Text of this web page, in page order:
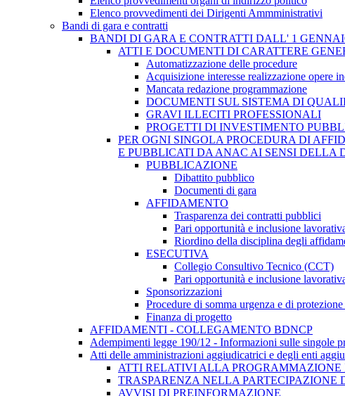
Elenco provvedimenti dei Dirigenti Ammministrativi
Bandi di gara e contratti
BANDI DI GARA E CONTRATTI DALL' 1
ATTI E DOCUMENTI DI CARATTERE
Automatizzazione delle procedure
Acquisizione interesse realizzazione opere
Mancata redazione programmazione
DOCUMENTI SUL SISTEMA DI
GRAVI ILLECITI PROFESSIONALI
PROGETTI DI INVESTIMENTO
PER OGNI SINGOLA PROCEDURA DI
E PUBBLICATI DA ANAC AI SENSI DELLA
PUBBLICAZIONE
Dibattito pubblico
Documenti di gara
AFFIDAMENTO
Trasparenza dei contratti pubblici
Pari opportunità e inclusione
Riordino della disciplina degli
ESECUTIVA
Collegio Consultivo Tecnico (CCT)
Pari opportunità e inclusione
Sponsorizzazioni
Procedure di somma urgenza e di
Finanza di progetto
AFFIDAMENTI - COLLEGAMENTO BDNCP
Adempimenti legge 190/12 - Informazioni sulle singole
Atti delle amministrazioni aggiudicatrici e degli enti
ATTI RELATIVI ALLA PROGRAMMAZIONE
TRASPARENZA NELLA PARTECIPAZIONE
AVVISI DI PREINFORMAZIONE